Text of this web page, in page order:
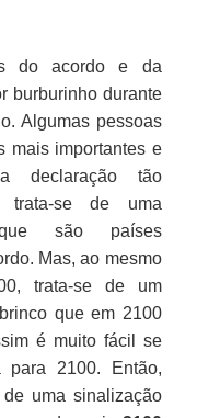
do acordo e da
burburinho durante
Algumas pessoas
mais importantes e
declaração tão
trata-se de uma
são países
Mas, ao mesmo
trata-se de um
que em 2100
é muito fácil se
para 2100. Então,
uma sinalização